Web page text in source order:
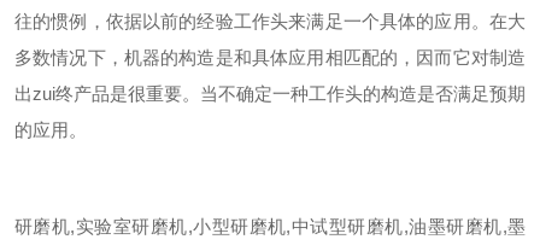
往的惯例，依据以前的经验工作头来满足一个具体的应用。在大
多数情况下，机器的构造是和具体应用相匹配的，因而它对制造
出zui终产品是很重要。当不确定一种工作头的构造是否满足预期
的应用。
研磨机,实验室研磨机,小型研磨机,中试型研磨机,油墨研磨机,墨